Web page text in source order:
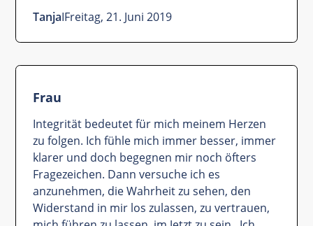
TanjaIFreitag, 21. Juni 2019
Frau
Integrität bedeutet für mich meinem Herzen
zu folgen. Ich fühle mich immer besser, immer
klarer und doch begegnen mir noch öfters
Fragezeichen. Dann versuche ich es
anzunehmen, die Wahrheit zu sehen, den
Widerstand in mir los zulassen, zu vertrauen,